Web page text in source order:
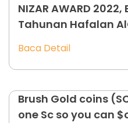
NIZAR AWARD
Tahunan Hafalan
Baca Detail
Brush Gold coins
one Sc so you can